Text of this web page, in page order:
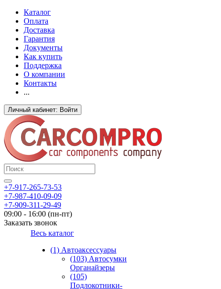
Каталог
Оплата
Доставка
Гарантия
Документы
Как купить
Поддержка
О компании
Контакты
...
Личный кабинет: Войти
+7-917-265-73-53
+7-987-410-09-09
+7-909-311-29-49
09:00 - 16:00 (пн-пт)
Заказать звонок
Весь каталог
(1) Автоаксессуары
(103) Автосумки
Органайзеры
(105)
Подлокотники-